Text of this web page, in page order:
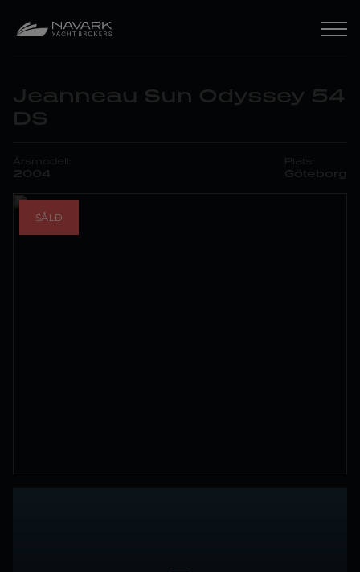
Jeanneau Sun Odyssey 54
DS
Årsmodell:
2004
Plats:
Göteborg
SÅLD